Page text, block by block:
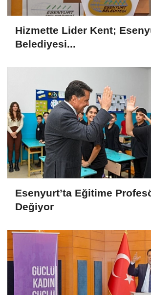
Hizmette Lider Kent;
Belediyesi...
Esenyurt’ta Eğitime
Değiyor